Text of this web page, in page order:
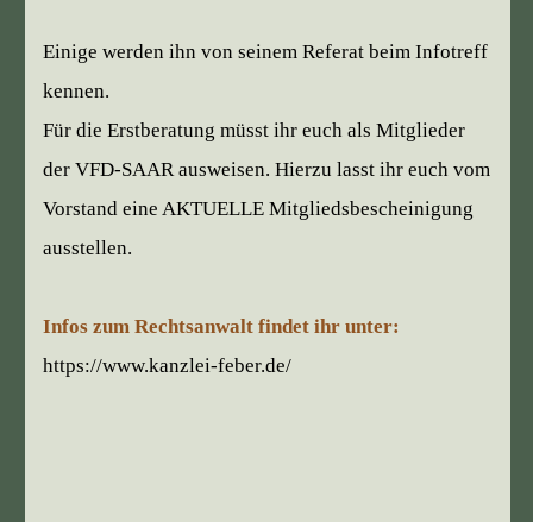
Einige werden ihn von seinem Referat beim Infotreff
kennen.
Für die Erstberatung müsst ihr euch als Mitglieder
der VFD-SAAR ausweisen. Hierzu lasst ihr euch vom
Vorstand eine AKTUELLE Mitgliedsbescheinigung
ausstellen.
Infos zum Rechtsanwalt findet ihr unter:
https://www.kanzlei-feber.de/